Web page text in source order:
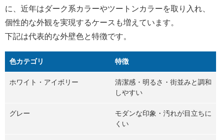
に、近年はダーク系カラーやツートンカラーを取り入れ、
個性的な外観を実現するケースも増えています。
下記は代表的な外壁色と特徴です。
色カテゴリ 特徴
ホワイト・アイボリー
清潔感・明るさ・街並みと調和
しやすい
グレー
モダンな印象・汚れが目立ちに
くい